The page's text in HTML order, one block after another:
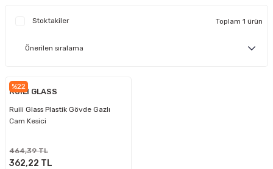
Stoktakiler Toplam 1 ürün
%22
RUILI GLASS
Ruili Glass Plastik Gövde Gazlı
Cam Kesici
464,39 TL
362,22 TL